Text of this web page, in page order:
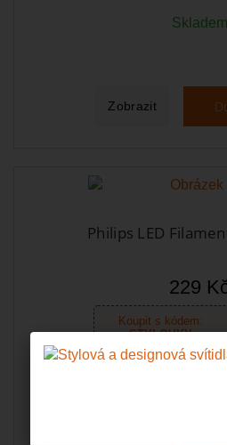
Skladem
Zobrazit
Philips LED
229
Koupit s kódem:
STYLOVKY